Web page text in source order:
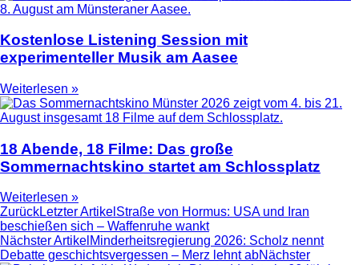
Kostenlose Listening Session mit
experimenteller Musik am Aasee
Weiterlesen »
18 Abende, 18 Filme: Das große
Sommernachtskino startet am Schlossplatz
Weiterlesen »
ZurückLetzter Artikel Straße von Hormus: USA und Iran
beschießen sich – Waffenruhe wankt
Nächster Artikel Minderheitsregierung 2026: Scholz nennt
Debatte geschichtsvergessen – Merz lehnt abNächster